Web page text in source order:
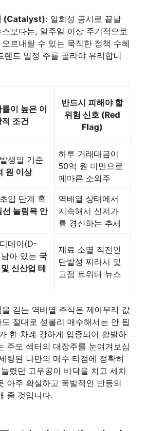
(Catalyst): 일회성 공시로 끝날
보다는, 일주일 이상 주기적으로
르내릴 수 있는 묵직한 정책 수혜
렌드 일정 주를 골라야 유리합니
이 높은 이
조건
반드시 피해야 할
위험 신호 (Red
Flag)
생일 기준
원 이상
하루 거래대금이
50억 원 미만으로
메마른 소외주
입 단계 혹
눌림목 안
역배열 상태에서
지속해서 신저가
를 경신하는 추세
데이(D-
아 있는 국
신산업 테
재료 소멸 직전인
단발성 찌라시 및
고점 트위터 뉴스
걷는 역배열 주식은 제아무리 값
절대로 섣불리 매수해서는 안 됩
한 차례 강하게 입증되어 활발하
주도 섹터의 대장주를 눈여겨보십
팅된 나만의 매수 타점에 정확히
렸던 고무공이 바닥을 치고 세차
아주 확실하고 폭발적인 반등의
줄 것입니다.